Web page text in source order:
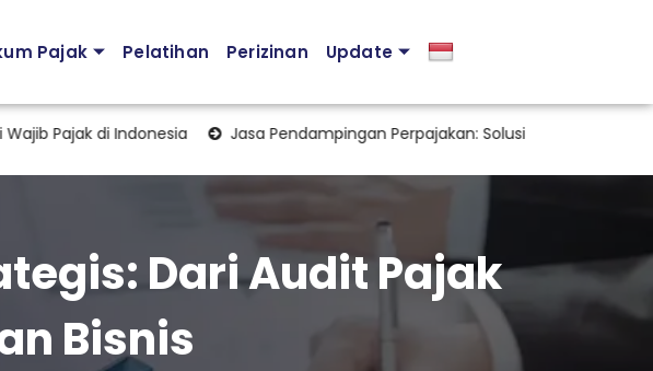
Pajak Pelatihan Perizinan Update
di Indonesia Jasa Pendampingan Perpajakan: Solusi Profesional untuk
Dari Audit Pajak
Bisnis